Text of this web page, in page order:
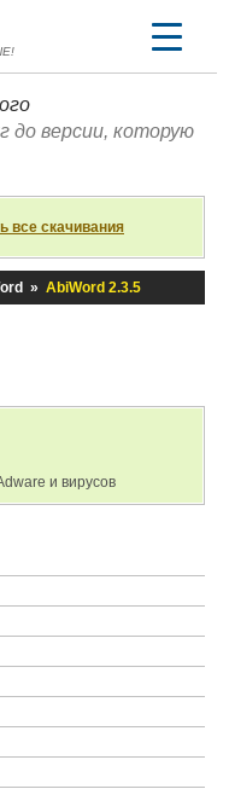
до версии, которую
все скачивания
» AbiWord 2.3.5
и вирусов